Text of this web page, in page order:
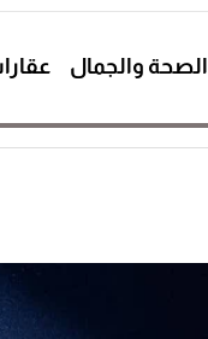
الصحة والجمال